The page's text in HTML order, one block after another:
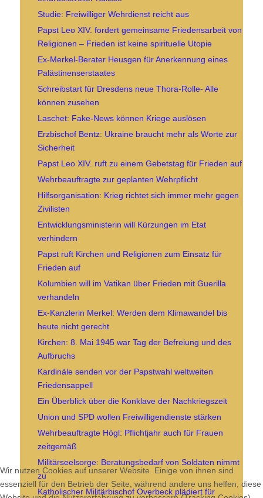
Studie: Freiwilliger Wehrdienst reicht aus
Papst Leo XIV. fordert gemeinsame Friedensarbeit von
Religionen – Frieden ist keine spirituelle Utopie
Ex-Merkel-Berater Heusgen für Anerkennung eines
Palästinenserstaates
Schreibstart für Dresdens neue Thora-Rolle- Alle
können zusehen
Laschet: Fake-News können Kriege auslösen
Erzbischof Bentz: Ukraine braucht mehr als Worte zur
Sicherheit
Papst Leo XIV. ruft zu einem Gebetstag für Frieden auf
Wehrbeauftragte zur geplanten Wehrpflicht
Hilfsorganisation: Krieg richtet sich immer mehr gegen
Zivilisten
Entwicklungsministerin will Kürzungen im Etat
verhindern
Papst ruft Kirchen und Religionen zum Einsatz für
Frieden auf
Kolumbien will im Vatikan über Frieden mit Guerilla
verhandeln
Ex-Kanzlerin Merkel: Werden dem Klimawandel bis
heute nicht gerecht
Kirchen: 8. Mai 1945 war Tag der Befreiung und des
Aufbruchs
Kardinäle senden vor der Papstwahl weltweiten
Friedensappell
Ein Überblick über die Konklave der Nachkriegszeit
Union und SPD wollen Freiwilligendienste stärken
Wehrbeauftragte Högl: Pflichtjahr auch für Frauen
zeitgemäß
Militärseelsorge: Beratungsbedarf von Soldaten nimmt
zu
Katholischer Militärbischof Overbeck plädiert für
Wir nutzen Cookies auf unserer Website. Einige von ihnen sind
essenziell für den Betrieb der Seite, während andere uns helfen, diese